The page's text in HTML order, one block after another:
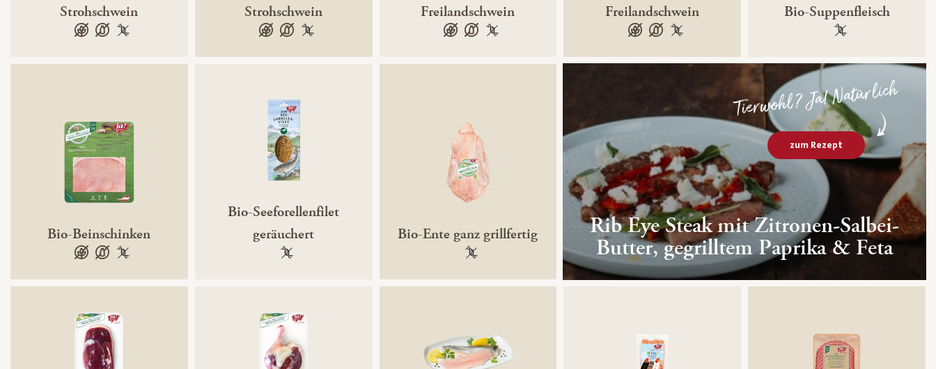
Strohschwein
glutenfrei
laktosefrei100 % gentechnikfrei
Strohschwein
glutenfrei
laktosefrei100 % gentechnikfrei
Freilandschwein
glutenfrei
laktosefrei100 % gentechnikfrei
Freilandschwein
glutenfrei
laktosefrei100 % gentechnikfrei
Bio-Suppenfleisch
100 %
Bio-Beinschinken
glutenfrei
laktosefrei100 % gentechnikfrei
Bio-Seeforellenfilet
geräuchert
100 % gentechnikfrei
Bio-Ente ganz grillfertig
100 % gentechnikfrei
Tierwohl? Ja! Natürlich
zum Rezept
Rib Eye Steak mit Zitronen-Salbei-
Butter, gegrilltem Paprika & Feta